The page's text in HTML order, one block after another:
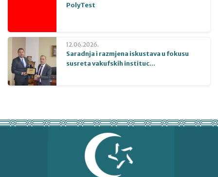
PolyTest
12.06.2026.
Saradnja i razmjena iskustava u fokusu
susreta vakufskih instituc...